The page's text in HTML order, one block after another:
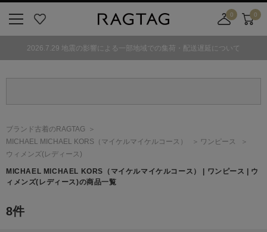
気
0
舗
カ
0
2026.7.29 地震の影響による一部地域での集荷・配送遅延について
ブランド古着のRAGTAG
MICHAEL MICHAEL KORS （マイケルマイケルコース）
ワンピース
ウィメンズ(レディース)
MICHAEL MICHAEL KORS （マイケルマイケルコース）
| ワンピース | ウ
ィメンズ(レディース)の商品一覧
8件